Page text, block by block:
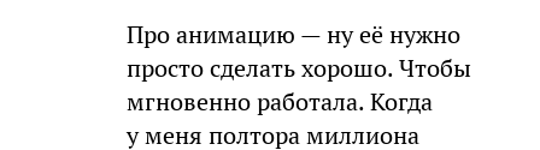
Про анимацию — ну её нужно
просто сделать хорошо. Чтобы
мгновенно работала. Когда
у меня полтора миллиона